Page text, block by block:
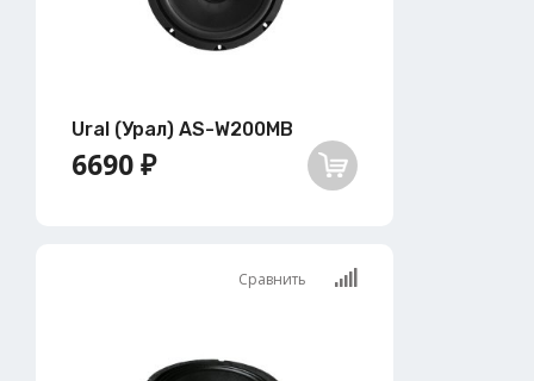
Ural (Урал) AS-W200MB
6690 ₽
Сравнить